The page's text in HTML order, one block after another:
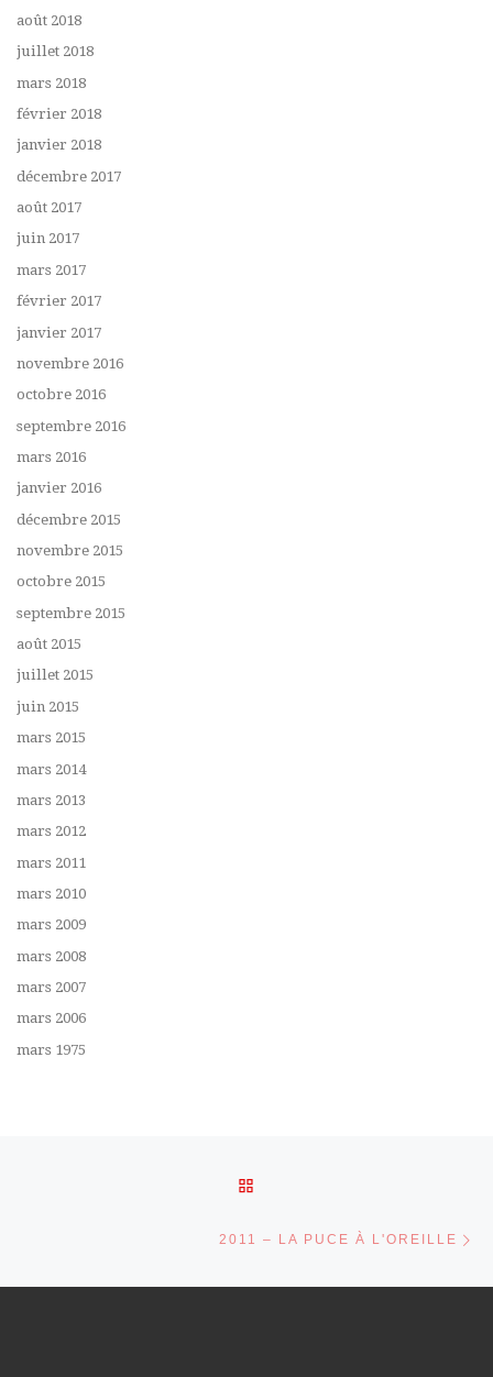
août 2018
juillet 2018
mars 2018
février 2018
janvier 2018
décembre 2017
août 2017
juin 2017
mars 2017
février 2017
janvier 2017
novembre 2016
octobre 2016
septembre 2016
mars 2016
janvier 2016
décembre 2015
novembre 2015
octobre 2015
septembre 2015
août 2015
juillet 2015
juin 2015
mars 2015
mars 2014
mars 2013
mars 2012
mars 2011
mars 2010
mars 2009
mars 2008
mars 2007
mars 2006
mars 1975
Parcourir les articles
2011 – LA PUCE À L'OREILLE